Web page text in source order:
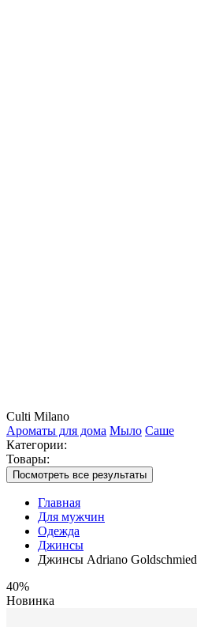
Culti Milano
Ароматы для дома Мыло Саше
Категории:
Товары:
Посмотреть все результаты
Главная
Для мужчин
Одежда
Джинсы
Джинсы Adriano Goldschmied
40%
Новинка